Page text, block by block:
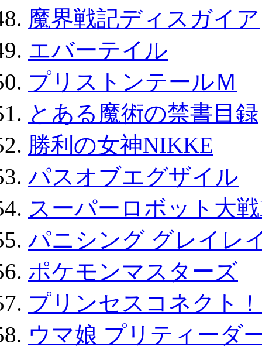
魔界戦記ディスガイア
エバーテイル
プリストンテールＭ
とある魔術の禁書目録
勝利の女神NIKKE
パスオブエグザイル
スーパーロボット大
パニシング グレイレ
ポケモンマスターズ
プリンセスコネクト
ウマ娘 プリティーダ